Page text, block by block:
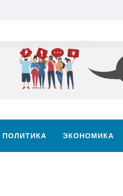
ПОЛИТИКА ЭКОНОМИКА